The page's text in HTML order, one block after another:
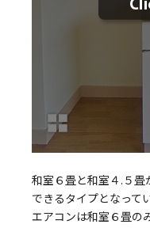
和室６畳と和室４.５
できるタイプとなって
エアコンは和室６畳の